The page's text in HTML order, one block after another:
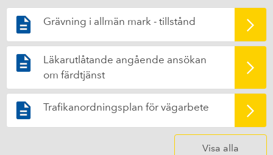
Grävning i allmän mark - tillstånd
Läkarutlåtande angående ansökan
om färdtjänst
Trafikanordningsplan för vägarbete
Visa alla